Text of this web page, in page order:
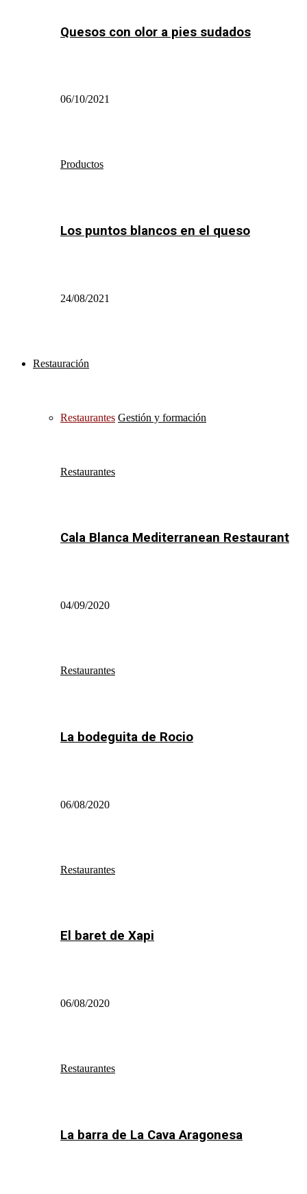
Quesos con olor a pies sudados
06/10/2021
Productos
Los puntos blancos en el queso
24/08/2021
Restauración
Restaurantes Gestión y formación
Restaurantes
Cala Blanca Mediterranean Restaurant
04/09/2020
Restaurantes
La bodeguita de Rocio
06/08/2020
Restaurantes
El baret de Xapi
06/08/2020
Restaurantes
La barra de La Cava Aragonesa